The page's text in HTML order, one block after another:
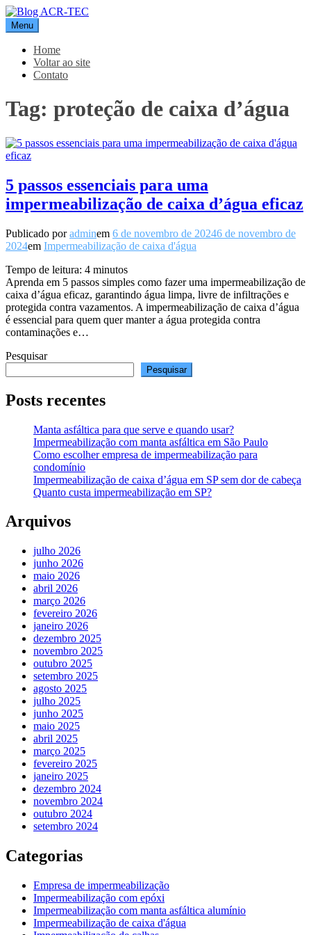
Pular
para
o
conteúdo
Blog ACR-TEC
Menu
Home
Voltar ao site
Contato
Tag: proteção de caixa d’água
5 passos essenciais para uma
impermeabilização de caixa d’água eficaz
Publicado poradminem 6 de novembro de 20246 de novembro de
2024em Impermeabilização de caixa d'água
Tempo de leitura: 4 minutos
Aprenda em 5 passos simples como fazer uma impermeabilização de
caixa d’água eficaz, garantindo água limpa, livre de infiltrações e
protegida contra vazamentos. A impermeabilização de caixa d’água
é essencial para quem quer manter a água protegida contra
contaminações e…
Pesquisar
Pesquisar
Posts recentes
Manta asfáltica para que serve e quando usar?
Impermeabilização com manta asfáltica em São Paulo
Como escolher empresa de impermeabilização para
condomínio
Impermeabilização de caixa d’água em SP sem dor de cabeça
Quanto custa impermeabilização em SP?
Arquivos
julho 2026
junho 2026
maio 2026
abril 2026
março 2026
fevereiro 2026
janeiro 2026
dezembro 2025
novembro 2025
outubro 2025
setembro 2025
agosto 2025
julho 2025
junho 2025
maio 2025
abril 2025
março 2025
fevereiro 2025
janeiro 2025
dezembro 2024
novembro 2024
outubro 2024
setembro 2024
Categorias
Empresa de impermeabilização
Impermeabilização com epóxi
Impermeabilização com manta asfáltica alumínio
Impermeabilização de caixa d'água